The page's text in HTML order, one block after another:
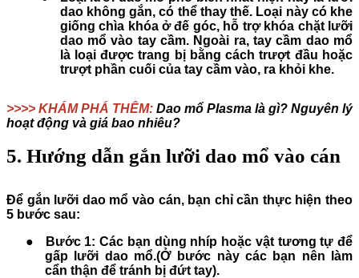
dao không gắn, có thể thay thế. Loại này có khe
giống chìa khóa ở đế góc, hỗ trợ khóa chặt lưỡi
dao mổ vào tay cầm. Ngoài ra, tay cầm dao mổ
là loại được trang bị bằng cách trượt đầu hoặc
trượt phần cuối của tay cầm vào, ra khỏi khe.
>>>> KHÁM PHÁ THÊM: Dao mổ Plasma là gì? Nguyên lý
hoạt động và giá bao nhiêu?
5. Hướng dẫn gắn lưỡi dao mổ vào cán
Để gắn lưỡi dao mổ vào cán, bạn chỉ cần thực hiện theo
5 bước sau:
●
Bước 1: Các bạn dùng nhíp hoặc vật tương tự để
gấp lưỡi dao mổ.(Ở bước này các bạn nên làm
cẩn thận để tránh bị đứt tay).